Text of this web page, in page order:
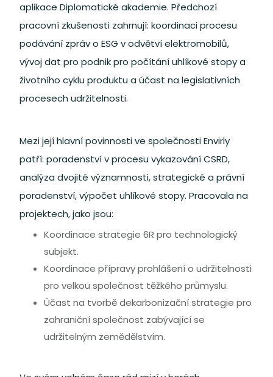
aplikace Diplomatické akademie. Předchozí
pracovní zkušenosti zahrnují: koordinaci procesu
podávání zpráv o ESG v odvětví elektromobilů,
vývoj dat pro podnik pro počítání uhlíkové stopy a
životního cyklu produktu a účast na legislativních
procesech udržitelnosti.
Mezi její hlavní povinnosti ve společnosti Envirly
patří: poradenství v procesu vykazování CSRD,
analýza dvojité významnosti, strategické a právní
poradenství, výpočet uhlíkové stopy. Pracovala na
projektech, jako jsou:
Koordinace strategie 6R pro technologický
subjekt.
Koordinace přípravy prohlášení o udržitelnosti
pro velkou společnost těžkého průmyslu.
Účast na tvorbě dekarbonizační strategie pro
zahraniční společnost zabývající se
udržitelným zemědělstvím.